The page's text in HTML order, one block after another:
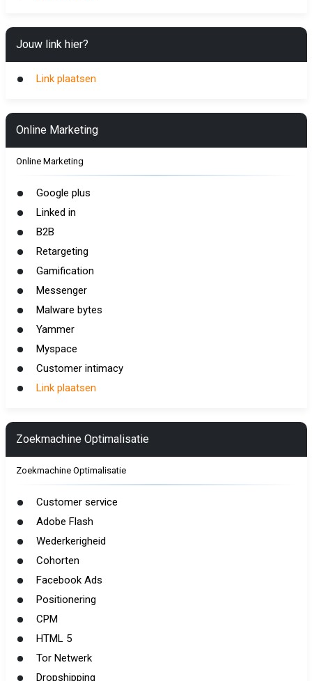
Jouw link hier?
Link plaatsen
Online Marketing
Online Marketing
Google plus
Linked in
B2B
Retargeting
Gamification
Messenger
Malware bytes
Yammer
Myspace
Customer intimacy
Link plaatsen
Zoekmachine Optimalisatie
Zoekmachine Optimalisatie
Customer service
Adobe Flash
Wederkerigheid
Cohorten
Facebook Ads
Positionering
CPM
HTML 5
Tor Netwerk
Dropshipping